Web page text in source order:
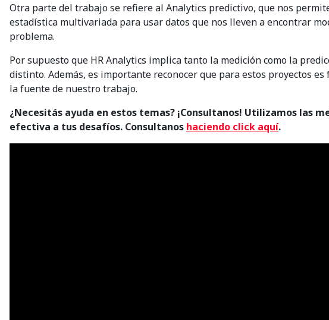
Otra parte del trabajo se refiere al Analytics predictivo, que nos
estadística multivariada para usar datos que nos lleven a encontrar
problema.
Por supuesto que HR Analytics implica tanto la medición como la
distinto. Además, es importante reconocer que para estos proyectos
la fuente de nuestro trabajo.
¿Necesitás ayuda en estos temas? ¡Consultanos! Utilizamos las
efectiva a tus desafíos. Consultanos haciendo click aquí.